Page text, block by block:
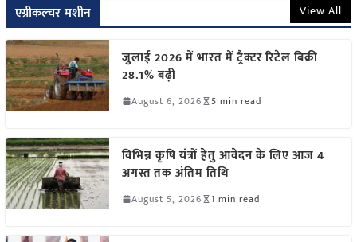
एग्रीकल्चर मशीन View All
जुलाई 2026 में भारत में ट्रैक्टर रिटेल बिक्री
28.1% बढ़ी
August 6, 2026 5 min read
विभिन्न कृषि यंत्रों हेतु आवेदन के लिए आज 4
अगस्त तक अंतिम तिथि
August 5, 2026 1 min read